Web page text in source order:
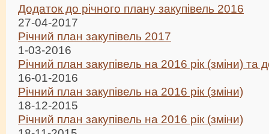
Додаток до річного плану закупівель 2016
27-04-2017
Річний план закупівель 2017
1-03-2016
Річний план закупівель на 2016 рік (зміни) та
16-01-2016
Річний план закупівель на 2016 рік (зміни)
18-12-2015
Річний план закупівель на 2016 рік (зміни)